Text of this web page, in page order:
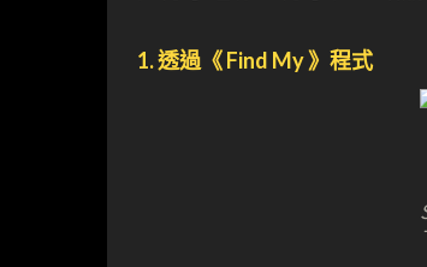
1. 透過《 Find My 》程式